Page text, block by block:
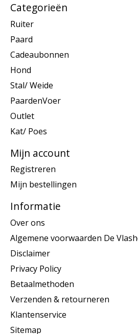
Categorieën
Ruiter
Paard
Cadeaubonnen
Hond
Stal/ Weide
PaardenVoer
Outlet
Kat/ Poes
Mijn account
Registreren
Mijn bestellingen
Informatie
Over ons
Algemene voorwaarden De
Disclaimer
Privacy Policy
Betaalmethoden
Verzenden & retourneren
Klantenservice
Sitemap